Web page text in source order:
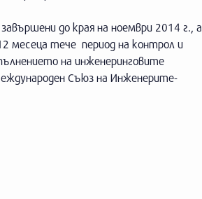
до края на ноември 2014 г., а
месеца тече период на контрол и
на инженеринговите
Съюз на Инженерите-